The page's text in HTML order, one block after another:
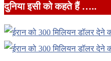
दुनिया इसी को कहते हैं …..